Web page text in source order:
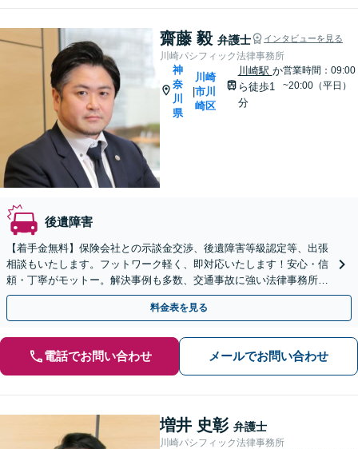
齋藤 毅 弁護士 インタビューを見る
川崎パシフィック法律事務所
神
奈
川
県
|
川崎
市川
崎区
川崎駅 か
ら徒歩1
分
営業時間：09:00
~20:00（平日）
後遺障害
【着手金無料】保険会社との示談金交渉、後遺障害等級認定等、出張
相談もいたします。フットワーク軽く、即対応いたします！安心・信
頼・丁寧がモットー。解決事例も多数、交通事故に強い法律事務所と
自負しております。【電話相談可】【川崎駅徒歩1分】
料金表を見る
電話でお問い合わせ メールでお問い合わせ
増井 史彰 弁護士
川崎パシフィック法律事務所